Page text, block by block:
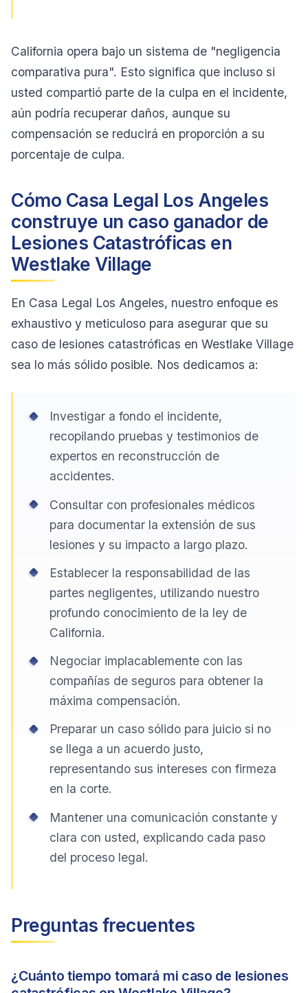
California opera bajo un sistema de "negligencia
comparativa pura". Esto significa que incluso si
usted compartió parte de la culpa en el incidente,
aún podría recuperar daños, aunque su
compensación se reducirá en proporción a su
porcentaje de culpa.
Cómo Casa Legal Los Angeles
construye un caso ganador de
Lesiones Catastróficas en
Westlake Village
En Casa Legal Los Angeles, nuestro enfoque es
exhaustivo y meticuloso para asegurar que su
caso de lesiones catastróficas en Westlake Village
sea lo más sólido posible. Nos dedicamos a:
Investigar a fondo el incidente,
recopilando pruebas y testimonios de
expertos en reconstrucción de
accidentes.
Consultar con profesionales médicos
para documentar la extensión de sus
lesiones y su impacto a largo plazo.
Establecer la responsabilidad de las
partes negligentes, utilizando nuestro
profundo conocimiento de la ley de
California.
Negociar implacablemente con las
compañías de seguros para obtener la
máxima compensación.
Preparar un caso sólido para juicio si no
se llega a un acuerdo justo,
representando sus intereses con firmeza
en la corte.
Mantener una comunicación constante y
clara con usted, explicando cada paso
del proceso legal.
Preguntas frecuentes
¿Cuánto tiempo tomará mi caso de lesiones